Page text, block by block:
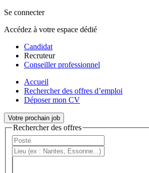
Se connecter
Accédez à votre espace dédié
Candidat
Recruteur
Conseiller professionnel
Accueil
Rechercher des offres d’emploi
Déposer mon CV
Votre prochain job
Rechercher des offres